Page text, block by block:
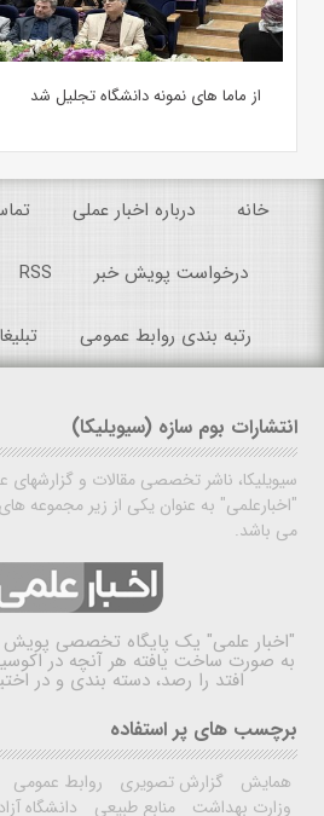
از ماما های نمونه دانشگاه تجلیل شد
خانه درباره اخبار عملی
درخواست پویش خبر RSS
رتبه بندی روابط عمومی
انتشارات بوم سازه (سیویلیکا)
سیویلیکا، ناشر تخصصی مقالات و گزارشهای
"اخبارعلمی" به عنوان یکی از زیر مجموعه
می باشد.
"اخبار علمی" یک پایگاه تخصصی پویش
به صورت ساخت یافته هر آنچه در
افتد را رصد، دسته بندی و در
برچسب های پر استفاده
همایش گزارش تصویری روابط عمومی
وزارت بهداشت
منابع طبیعی دانشگاه آزاد